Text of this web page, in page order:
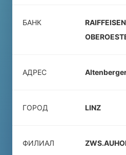
БАНК
АДРЕС
ГОРОД LINZ
ФИЛИАЛ